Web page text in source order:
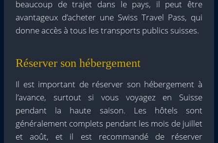
beaucoup de trajet dans le pays, il peut être
avantageux d’acheter une Swiss Travel Pass, qui
donne accès à tous les transports publics suisses.
Réserver son hébergement
Il est important de réserver son hébergement à
l’avance, surtout si vous voyagez en Suisse
pendant la haute saison. Les hôtels sont
généralement complets pendant les mois de juillet
et août, et il est recommandé de réserver